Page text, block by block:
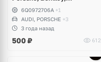
Lamborghini
6Q0972706A +1
AUDI, PORSCHE +3
3 года назад
500 ₽ 612